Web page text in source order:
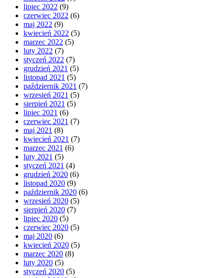
lipiec 2022 (9)
czerwiec 2022 (6)
maj 2022 (9)
kwiecień 2022 (5)
marzec 2022 (5)
luty 2022 (7)
styczeń 2022 (7)
grudzień 2021 (5)
listopad 2021 (5)
październik 2021 (7)
wrzesień 2021 (5)
sierpień 2021 (5)
lipiec 2021 (6)
czerwiec 2021 (7)
maj 2021 (8)
kwiecień 2021 (7)
marzec 2021 (6)
luty 2021 (5)
styczeń 2021 (4)
grudzień 2020 (6)
listopad 2020 (9)
październik 2020 (6)
wrzesień 2020 (5)
sierpień 2020 (7)
lipiec 2020 (5)
czerwiec 2020 (5)
maj 2020 (6)
kwiecień 2020 (5)
marzec 2020 (8)
luty 2020 (5)
styczeń 2020 (5)